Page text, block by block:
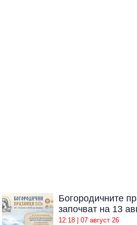
Богородичните
започват на 13
12:18 | 07 август 26